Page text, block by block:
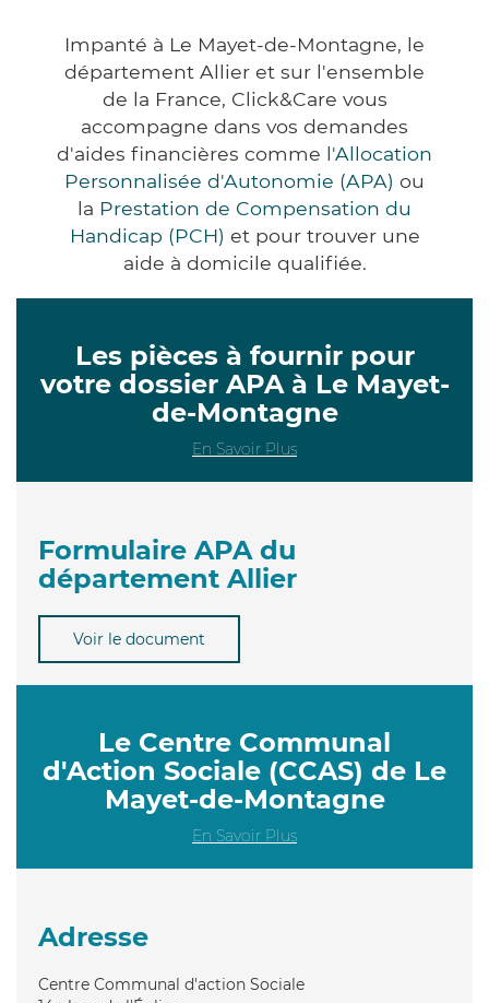
Impanté à Le Mayet-de-Montagne, le
département Allier et sur l'ensemble
de la France, Click&Care vous
accompagne dans vos demandes
d'aides financières comme l'Allocation
Personnalisée d'Autonomie (APA) ou
la Prestation de Compensation du
Handicap (PCH) et pour trouver une
aide à domicile qualifiée.
Les pièces à fournir pour
votre dossier APA à Le Mayet-
de-Montagne
En Savoir Plus
Formulaire APA du
département Allier
Voir le document
Le Centre Communal
d'Action Sociale (CCAS) de Le
Mayet-de-Montagne
En Savoir Plus
Adresse
Centre Communal d'action Sociale